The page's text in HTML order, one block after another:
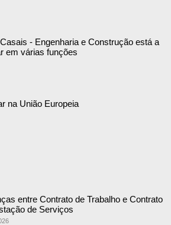
- Engenharia e Construção está a
em várias funções
na União Europeia
entre Contrato de Trabalho e Contrato
de Serviços